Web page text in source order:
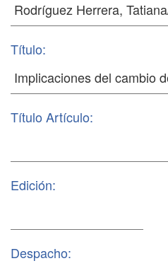
Título:
Título Artículo:
Edición:
Despacho: